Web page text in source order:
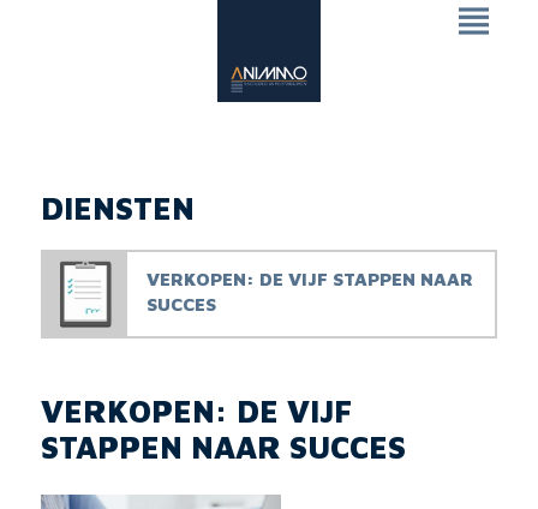
DIENSTEN
VERKOPEN: DE VIJF STAPPEN NAAR
SUCCES
VERKOPEN: DE VIJF
STAPPEN NAAR SUCCES